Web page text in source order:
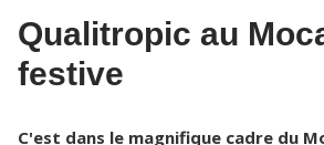
Qualitropic au
festive
C'est dans le magnifique cadre du